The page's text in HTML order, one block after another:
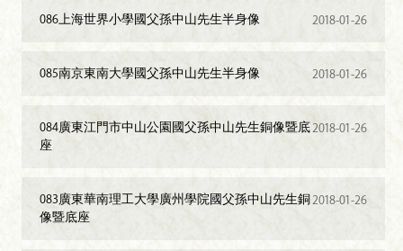
2018-01-26
086上海世界小學國父孫中山先生半身像
2018-01-26
085南京東南大學國父孫中山先生半身像
2018-01-26
084廣東江門市中山公園國父孫中山先生銅像暨底
座
2018-01-26
083廣東華南理工大學廣州學院國父孫中山先生銅
像暨底座